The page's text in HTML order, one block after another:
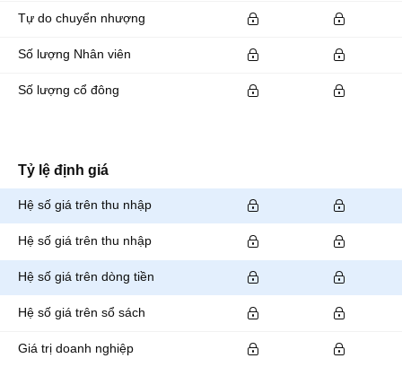
Tự do chuyển nhượng
Số lượng Nhân viên
Số lượng cổ đông
Tỷ lệ định giá
Hệ số giá trên thu nhập
Hệ số giá trên thu nhập
Hệ số giá trên dòng tiền
Hệ số giá trên sổ sách
Giá trị doanh nghiệp